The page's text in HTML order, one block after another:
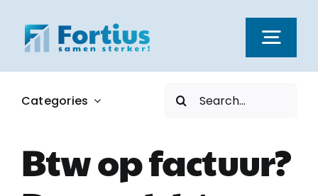
naar
inhoud
Kernwaarden
Dienstverlening
Categories
Zoeken
naar:
Btw op factuur?